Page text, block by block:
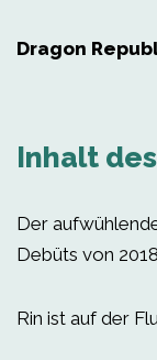
Dragon
Inhalt
Der
Debüts von
Rin ist auf der